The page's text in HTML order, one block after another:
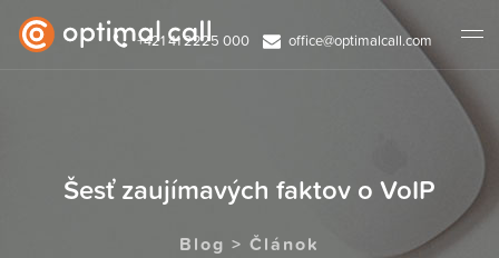
+421 41 2225 000 office@optimalcall.com
Šesť zaujímavých faktov o VoIP
Blog > Článok